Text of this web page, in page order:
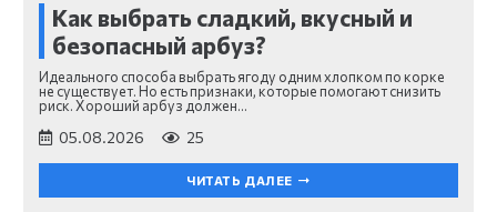
Как выбрать сладкий, вкусный и
безопасный арбуз?
Идеального способа выбрать ягоду одним хлопком по корке
не существует. Но есть признаки, которые помогают снизить
риск. Хороший арбуз должен…
05.08.2026 25
ЧИТАТЬ ДАЛЕЕ